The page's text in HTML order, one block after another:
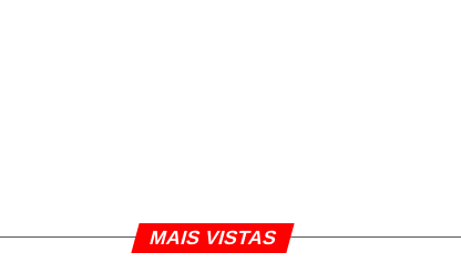
MAIS VISTAS